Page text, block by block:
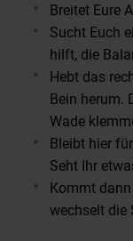
Breitet Eure
Sucht Euch
hilft, die
Hebt das
Bein herum.
Wade
Bleibt hier
Seht Ihr
Kommt
wechselt die